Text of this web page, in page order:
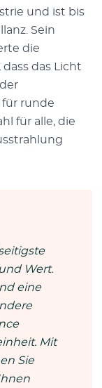
und ist bis
Sein
die
das Licht
für runde
für alle, die
Wert.
eine
Mit
Sie